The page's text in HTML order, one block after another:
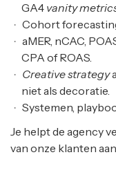
GA4 vanity
Cohort
aMER, nCAC,
CPA of ROAS.
Creative strategy
niet als decoratie.
Systemen,
Je helpt de agency
van onze klanten